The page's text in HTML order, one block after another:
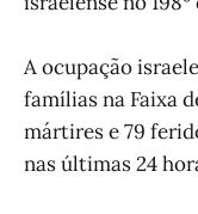
A ocupação
famílias na Faixa
mártires e 79
nas últimas 24